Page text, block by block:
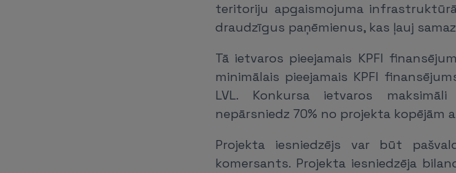
teritoriju apgaismojuma
draudzīgus paņēmienus, kas ļauj
Tā ietvaros pieejamais KPFI
minimālais pieejamais KPFI
LVL. Konkursa ietvaros
nepārsniedz 70% no projekta kopējām
Projekta iesniedzējs var būt
komersants. Projekta iesniedzēja